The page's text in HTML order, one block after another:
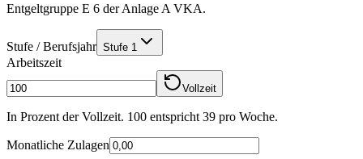
Entgeltgruppe E 6 der Anlage A VKA.
Stufe / Berufsjahr Stufe 1
Arbeitszeit
Vollzeit
In Prozent der Vollzeit. 100 entspricht 39 pro Woche.
Monatliche Zulagen